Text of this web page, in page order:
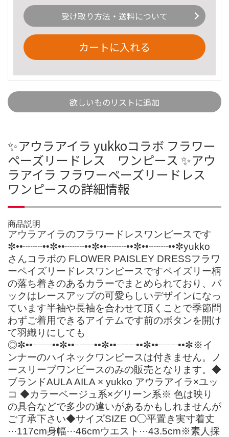
受け取り方法・送料について
カートに入れる
欲しいものリストに追加
✨アウラアイラ yukkoコラボ フラワー
ペーズリードレス ワンピース ✨アウ
ラアイラ フラワーペーズリードレス
ワンピースの詳細情報
商品説明
アウラアイラのフラワードレスワンピースです
✼••┈┈••✼••┈┈••✼••┈┈••✼••┈┈••✼yukko
さんコラボの FLOWER PAISLEY DRESSフラワ
ーペイズリードレスワンピースですペイズリー柄
の落ち着きのあるカラーでまとめられており、バ
ックはレースアップの可愛らしいデザインになっ
ています半袖や長袖を合わせて頂くことで季節問
わずご着用できるアイテムです前のボタンを開け
て羽織りにしても
◎✼••┈┈••✼••┈┈••✼••┈┈••✼••┈┈••✼※イ
ンナーのハイネックワンピースは付きません。ノ
ースリーブワンピースのみの販売となります。◆
ブランドAULA AILA × yukko アウラアイラ×ユッ
コ ◆カラーベージュ系×グリーン系※ 色は映り
の具合などで多少の違いがあるかもしれませんが
ご了承下さい◆サイズSIZE O◯平置き実寸着丈
···117cm身幅···46cmウエスト···43.5cm※素人採